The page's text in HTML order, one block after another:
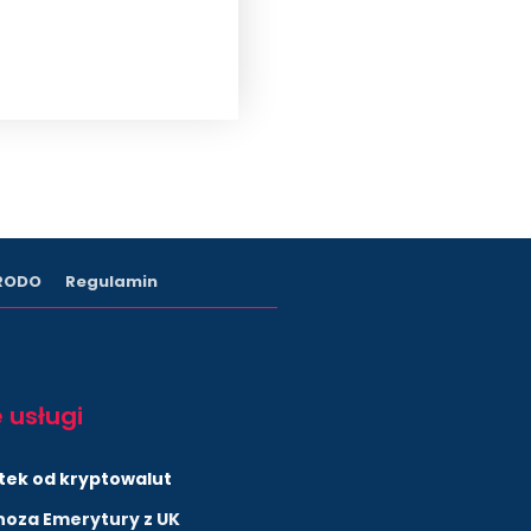
Regulamin
usługi
od kryptowalut
Emerytury z UK